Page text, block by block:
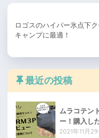
ロゴスのハイパー氷点下
キャンプに最適！
最近の投稿
ムラコテン
ー！購入し
2021年11月29